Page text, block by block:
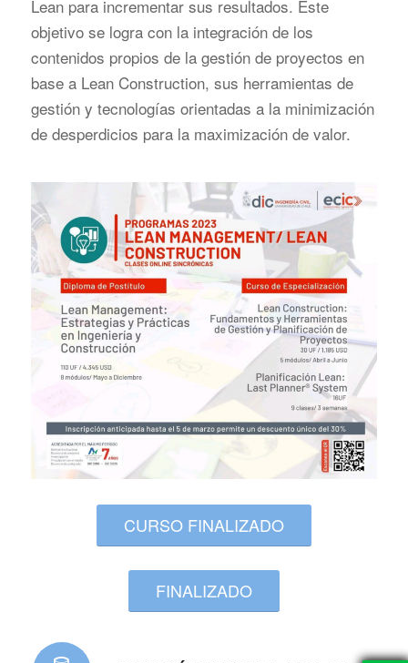
Lean para incrementar sus resultados. Este
objetivo se logra con la integración de los
contenidos propios de la gestión de proyectos en
base a Lean Construction, sus herramientas de
gestión y tecnologías orientadas a la minimización
de desperdicios para la maximización de valor.
CURSO FINALIZADO
FINALIZADO